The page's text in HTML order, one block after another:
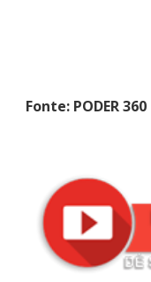
Fonte: PODER 360